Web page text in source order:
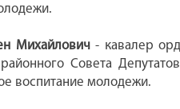
Михайлович- кавалер
Совета
воспитание молодежи.